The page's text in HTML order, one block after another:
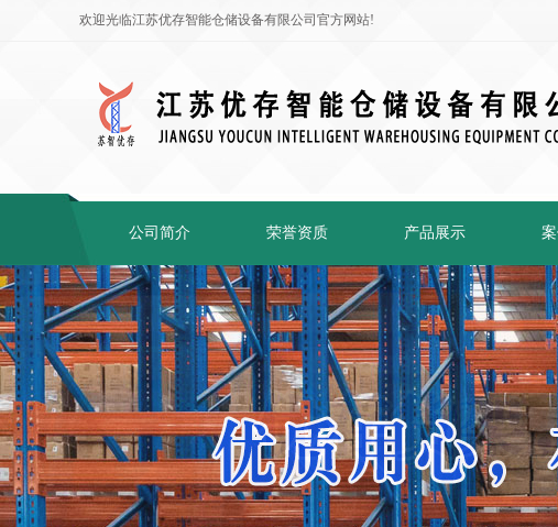
欢迎光临江苏优存智能仓储设备有限公司官方网站!
公司简介 荣誉资质 产品展示